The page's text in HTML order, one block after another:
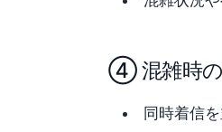
④ 混雑時の
同時着信